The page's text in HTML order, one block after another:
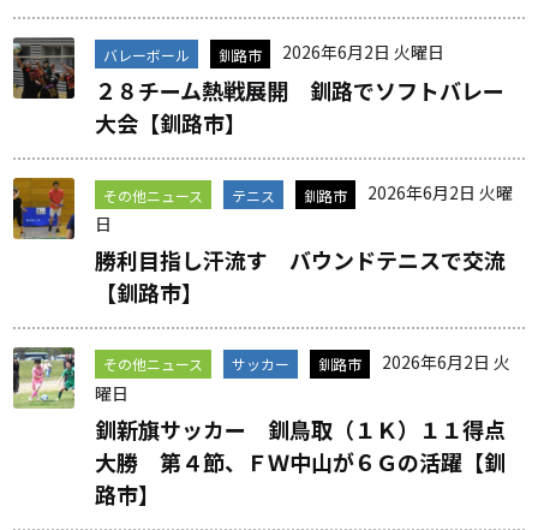
バレーボール 釧路市 2026年6月2日 火曜日
２８チーム熱戦展開 釧路でソフトバレー
大会【釧路市】
その他ニュース テニス 釧路市
2026年6月2日 火曜
日
勝利目指し汗流す バウンドテニスで交流
【釧路市】
その他ニュース サッカー 釧路市
2026年6月2日 火
曜日
釧新旗サッカー 釧鳥取（１Ｋ）１１得点
大勝 第４節、ＦＷ中山が６Ｇの活躍【釧
路市】